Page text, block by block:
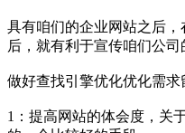
具有咱们的企业网站之后
后，就有利于宣传咱们公司
做好查找引擎优化优化需求
1：提高网站的体会度，关